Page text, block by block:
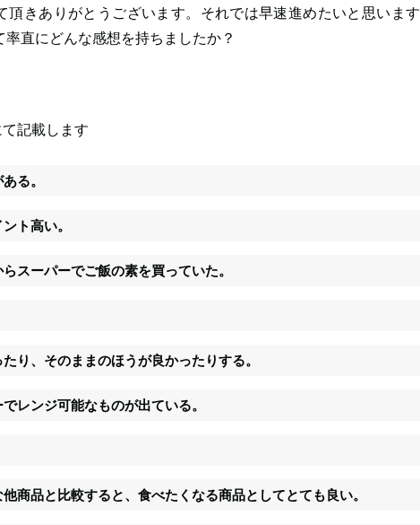
頂きありがとうございます。それでは早速進めたいと思います
直にどんな感想を持ちましたか？
記載します
る。
ト高い。
スーパーでご飯の素を買っていた。
り、そのままのほうが良かったりする。
レンジ可能なものが出ている。
商品と比較すると、食べたくなる商品としてとても良い。